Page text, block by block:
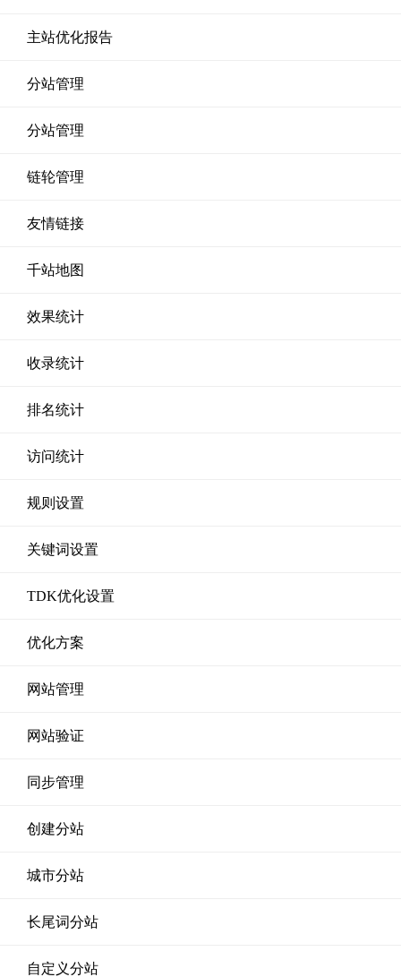
主站优化报告
分站管理
分站管理
链轮管理
友情链接
千站地图
效果统计
收录统计
排名统计
访问统计
规则设置
关键词设置
TDK优化设置
优化方案
网站管理
网站验证
同步管理
创建分站
城市分站
长尾词分站
自定义分站